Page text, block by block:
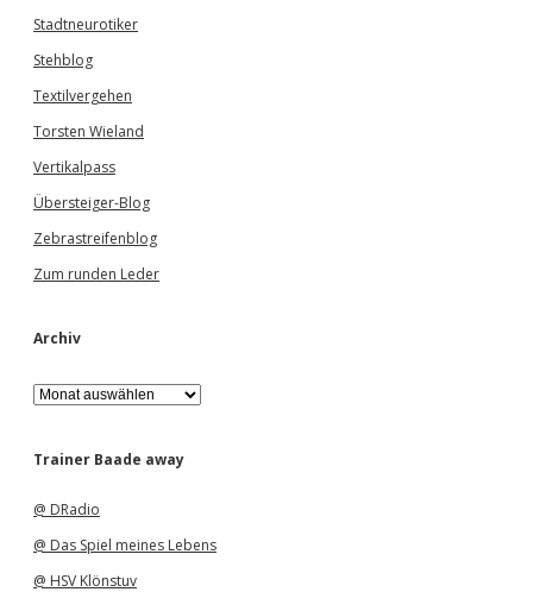
Stadtneurotiker
Stehblog
Textilvergehen
Torsten Wieland
Vertikalpass
Übersteiger-Blog
Zebrastreifenblog
Zum runden Leder
Archiv
A
r
h
Trainer Baade away
@ DRadio
@ Das Spiel meines Lebens
@ HSV Klönstuv